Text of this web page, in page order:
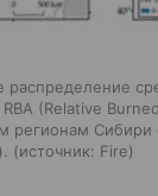
распределение
(Relative
регионам Сибири
источник: Fire